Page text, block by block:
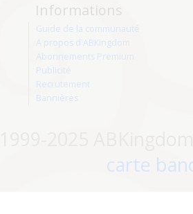
Informations
Guide de la communauté
A propos d'ABKingdom
Abonnements Premium
Publicité
Recrutement
Bannières
carte